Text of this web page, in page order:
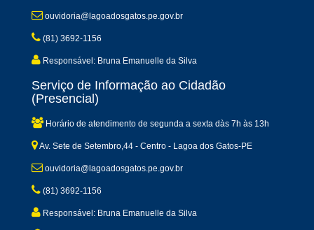
ouvidoria@lagoadosgatos.pe.gov.br
(81) 3692-1156
Responsável: Bruna Emanuelle da Silva
Serviço de Informação ao Cidadão
(Presencial)
Horário de atendimento de segunda a sexta dàs 7h às 13h
Av. Sete de Setembro,44 - Centro - Lagoa dos Gatos-PE
ouvidoria@lagoadosgatos.pe.gov.br
(81) 3692-1156
Responsável: Bruna Emanuelle da Silva